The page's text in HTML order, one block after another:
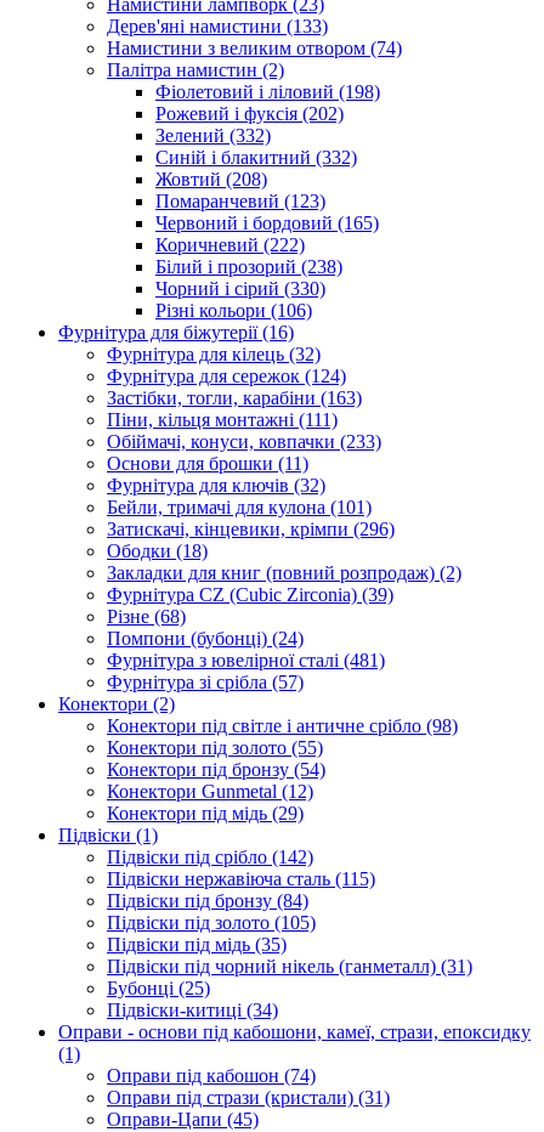
Намистини лампворк (23)
Дерев'яні намистини (133)
Намистини з великим отвором (74)
Палітра намистин (2)
Фіолетовий і ліловий (198)
Рожевий і фуксія (202)
Зелений (332)
Синій і блакитний (332)
Жовтий (208)
Помаранчевий (123)
Червоний і бордовий (165)
Коричневий (222)
Білий і прозорий (238)
Чорний і сірий (330)
Різні кольори (106)
Фурнітура для біжутерії(16)
Фурнітура для кілець (32)
Фурнітура для сережок (124)
Застібки, тогли, карабіни (163)
Піни, кільця монтажні (111)
Обіймачі, конуси, ковпачки (233)
Основи для брошки (11)
Фурнітура для ключів (32)
Бейли, тримачі для кулона (101)
Затискачі, кінцевики, крімпи (296)
Ободки (18)
Закладки для книг (повний розпродаж) (2)
Фурнітура CZ (Cubic Zirconia) (39)
Різне (68)
Помпони (бубонці) (24)
Фурнітура з ювелірної сталі (481)
Фурнітура зі срібла (57)
Конектори (2)
Конектори під світле і античне срібло (98)
Конектори під золото (55)
Конектори під бронзу (54)
Конектори Gunmetal (12)
Конектори під мідь (29)
Підвіски (1)
Підвіски під срібло (142)
Підвіски нержавіюча сталь (115)
Підвіски під бронзу (84)
Підвіски під золото (105)
Підвіски під мідь (35)
Підвіски під чорний нікель (ганметалл) (31)
Бубонці (25)
Підвіски-китиці (34)
Оправи - основи під кабошони, камеї, стрази, епоксидку
(1)
Оправи під кабошон (74)
Оправи під стрази (кристали) (31)
Оправи-Цапи (45)